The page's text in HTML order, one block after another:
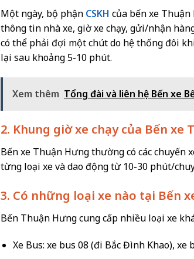
Một ngày, bộ phận CSKH của bến xe
thông tin nhà xe, giờ xe chạy, gửi/nhận
có thể phải đợi một chút do hệ thống đôi
lại sau khoảng 5-10 phút.
Xem thêm Tổng đài và liên hệ Bến xe
2. Khung giờ xe chạy của Bến xe
Bến xe Thuận Hưng thường có các chuyến
từng loại xe và dao động từ 10-30 phút/
3. Có những loại xe nào tại Bến
Bến Thuận Hưng cung cấp nhiều loại xe
Xe Bus: xe bus 08 (đi Bắc Đình Khao),